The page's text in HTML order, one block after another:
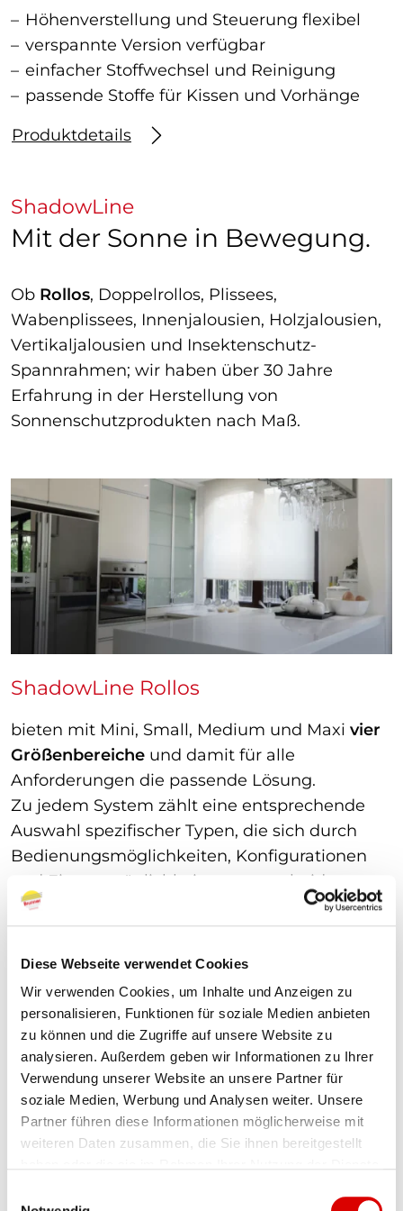
Diese Webseite verwendet Cookies
Wir verwenden Cookies, um Inhalte und Anzeigen zu
personalisieren, Funktionen für soziale Medien anbieten
zu können und die Zugriffe auf unsere Website zu
analysieren. Außerdem geben wir Informationen zu Ihrer
Verwendung unserer Website an unsere Partner für
soziale Medien, Werbung und Analysen weiter. Unsere
Partner führen diese Informationen möglicherweise mit
weiteren Daten zusammen, die Sie ihnen bereitgestellt
Höhenverstellung und Steuerung flexibel
verspannte Version verfügbar
einfacher Stoffwechsel und Reinigung
passende Stoffe für Kissen und Vorhänge
Produktdetails
ShadowLine
Mit der Sonne in Bewegung.
Ob Rollos, Doppelrollos, Plissees,
Wabenplissees, Innenjalousien, Holzjalousien,
Vertikaljalousien und Insektenschutz-
Spannrahmen; wir haben über 30 Jahre
Erfahrung in der Herstellung von
Sonnenschutzprodukten nach Maß.
ShadowLine Rollos
bieten mit Mini, Small, Medium und Maxi vier
Größenbereiche und damit für alle
Anforderungen die passende Lösung.
Zu jedem System zählt eine entsprechende
Auswahl spezifischer Typen, die sich durch
Bedienungsmöglichkeiten, Konfigurationen
und Einsatzmöglichkeiten unterscheiden.
Design, perfekte Anpassung , Sicherheit und
Optik ist in jedem Fall gegeben.
Sämtliche Komponenten, Blenden, Kassetten
und Seitenführungen zeichnen sich durch
elegantes und dezentes Design aus, welches
eine Integration an jegliche Fenster
ermöglicht.
Hochwertige Komponentenund eine
zertifizierte Qualität gewährleisten eine
einwandfreie Funktion und machen es zu